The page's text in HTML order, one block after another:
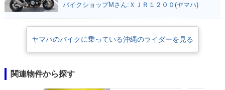
バイクショップMさん:ＸＪＲ１２００(ヤマハ)
ヤマハのバイクに乗っている沖縄のライダーを見る
関連物件から探す